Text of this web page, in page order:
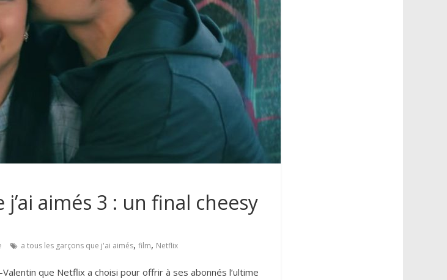
aimés 3 : un final cheesy
a tous les garçons que j'ai aimés, film, Netflix
que Netflix a choisi pour offrir à ses abonnés l’ultime